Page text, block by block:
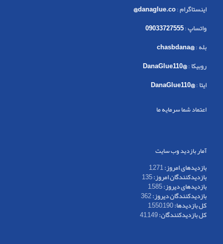
اینستاگرام:
danaglue.co@
واتساپ:
09033727555
بله:
@chasbdana
روبیکا:
@DanaGlue110
ایتا:
@DanaGlue110
اعتماد شما سرمایه ما
آمار بازدید وب سایت
بازدیدهای امروز:1,271
بازدیدکنندگان امروز:135
بازدیدهای دیروز:1,585
بازدیدکنندگان دیروز:362
کل بازدیدها:1,550,190
کل بازدیدکنند‌گان:41,149